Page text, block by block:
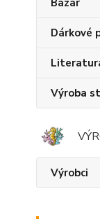
Bazar
Dárkové
Výroba
Výrobci